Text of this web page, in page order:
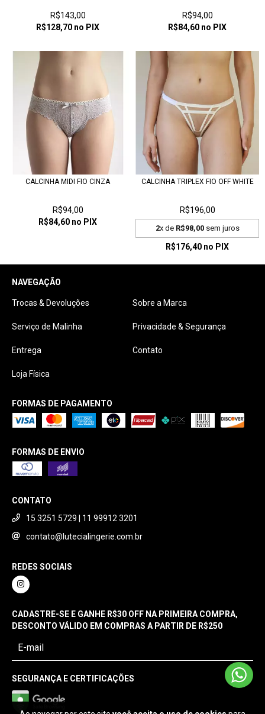
R$143,00
R$128,70 no PIX
R$94,00
R$84,60 no PIX
CALCINHA MIDI FIO CINZA
R$94,00
R$84,60 no PIX
CALCINHA TRIPLEX FIO OFF WHITE
R$196,00
2x de R$98,00sem juros
R$176,40 no PIX
NAVEGAÇÃO
Trocas & Devoluções Sobre a Marca
Serviço de Malinha Privacidade & Segurança
Entrega Contato
Loja Física
FORMAS DE PAGAMENTO
FORMAS DE ENVIO
CONTATO
15 3251 5729 | 11 99912 3201
contato@lutecialingerie.com.br
REDES SOCIAIS
CADASTRE-SE E GANHE R$30 OFF NA PRIMEIRA COMPRA,
DESCONTO VÁLIDO EM COMPRAS A PARTIR DE R$250
SEGURANÇA E CERTIFICAÇÕES